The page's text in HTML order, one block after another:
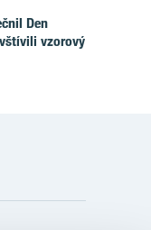
Den
vzorový